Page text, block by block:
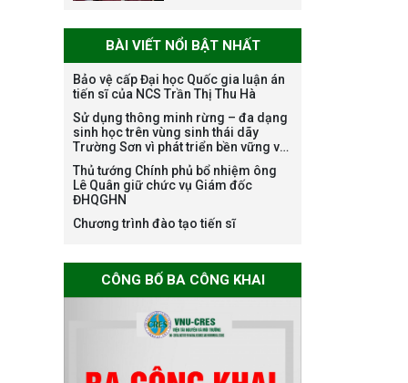
CHƯƠNG LAO
ĐỘNG HẠNG BA
Tạm dừng công
tác tuyển dụng
viên chức, người
lao động các vị trí
việc làm chức
chuyên môn dùng
ĐHQGHN
Bảo vệ luận án tiến
BÀI VIẾT NỔI BẬT NHẤT
Bảo vệ cấp Đại học Quốc gia luận án
tiến sĩ của NCS Trần Thị Thu Hà
Sử dụng thông minh rừng – đa dạng
sinh học trên vùng sinh thái dãy
Trường Sơn vì phát triển bền vững và
ứng phó với biến đổi khí hậu
Thủ tướng Chính phủ bổ nhiệm ông
Lê Quân giữ chức vụ Giám đốc
ĐHQGHN
Chương trình đào tạo tiến sĩ
CÔNG BỐ BA CÔNG KHAI